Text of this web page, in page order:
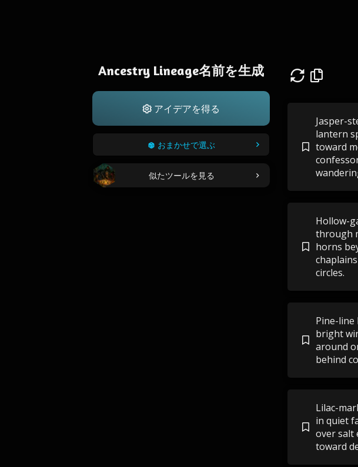
Ancestry Lineage名前を生成
アイデアを得る
おまかせで選ぶ
似たツールを見る
Jasper-
lantern
toward
Hollow-
through
horns
circles.
Pine-line
bright
around
behind
Lilac-
in quiet
over salt
toward